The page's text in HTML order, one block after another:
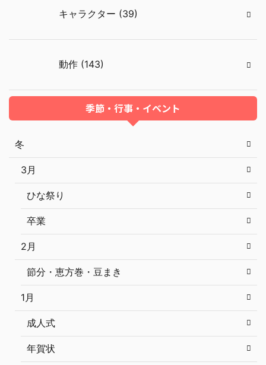
キャラクター (39)
動作 (143)
季節・行事・イベント
冬
3月
ひな祭り
卒業
2月
節分・恵方巻・豆まき
1月
成人式
年賀状